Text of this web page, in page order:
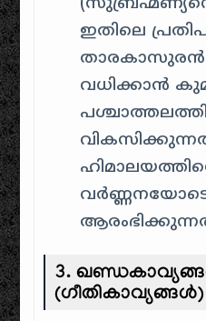
ഇതിലെ
താരകാസുരൻ
വധിക്കാൻ
3.
(ഗീതികാവ്യങ്ങൾ)